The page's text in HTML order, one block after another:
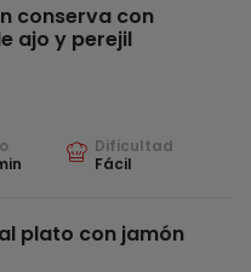
conserva con
ajo y perejil
Dificultad
Fácil
plato con jamón